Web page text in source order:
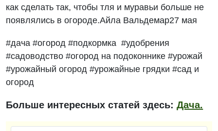
как сделать так, чтобы тля и муравьи больше не
появлялись в огороде.Айла Вальдемар27 мая
#дача #огород #подкормка #удобрения
#садоводство #огород на подоконнике #урожай
#урожайный огород #урожайные грядки #сад и
огород
Больше интересных статей здесь:Дача.